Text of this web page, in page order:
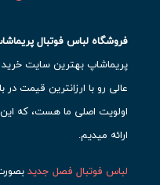
فروشگاه لباس فوتبال
پریماشاپ بهترین سایت
عالی رو با ارزانترین قیمت
اولویت اصلی ما هست، که
ارائه میدیم.
لباس فوتبال فصل جدید